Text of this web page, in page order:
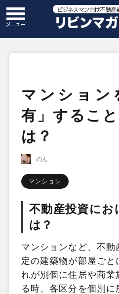
マンション
有」するこ
は？
のん
マンション
不動産投資にお
は？
マンションなど、不
定の建築物が部屋ご
れが別個に住居や商業
る時、各区分を個別に